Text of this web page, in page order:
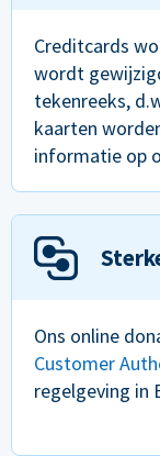
Creditcards
wordt
tekenreeks,
kaarten
informatie op
Ons online
Customer
regelgeving in